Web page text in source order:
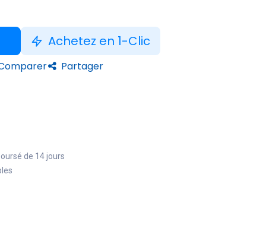
Achetez en 1-Clic
Partager
de 14 jours